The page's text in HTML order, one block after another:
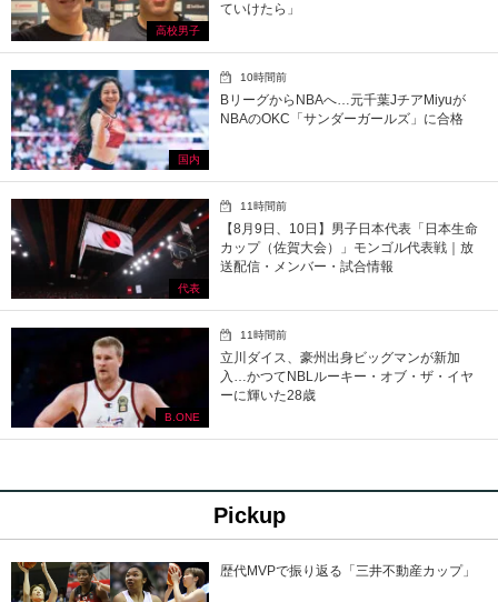
高校男子
ていけたら」
国内
10時間前
BリーグからNBAへ…元千葉JチアMiyuが
NBAのOKC「サンダーガールズ」に合格
代表
11時間前
【8月9日、10日】男子日本代表「日本生命
カップ（佐賀大会）」モンゴル代表戦｜放
送配信・メンバー・試合情報
B.ONE
11時間前
立川ダイス、豪州出身ビッグマンが新加
入…かつてNBLルーキー・オブ・ザ・イヤ
ーに輝いた28歳
Pickup
歴代MVPで振り返る「三井不動産カップ」